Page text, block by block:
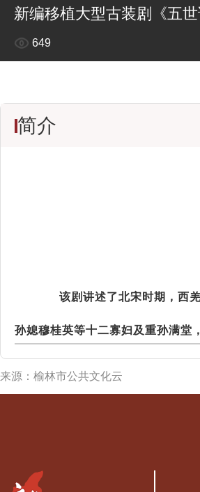
新编移植大型古装剧《五世
649
简介
该剧讲述了北宋时期，西
孙媳穆桂英等十二寡妇及重孙满堂
来源：榆林市公共文化云